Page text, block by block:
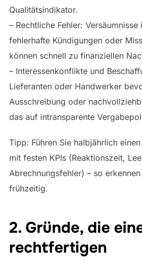
Qualitätsindikator.
– Rechtliche Fehler: Versäumnisse
fehlerhafte Kündigungen oder
können schnell zu finanziellen
– Interessenkonflikte und
Lieferanten oder Handwerker
Ausschreibung oder
das auf intransparente
Tipp: Führen Sie halbjährlich
mit festen KPIs (Reaktionszeit,
Abrechnungsfehler) – so
frühzeitig.
2. Gründe, die
rechtfertigen